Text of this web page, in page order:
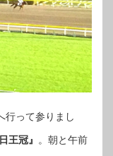
行って参りまし
王冠』 。朝と午前